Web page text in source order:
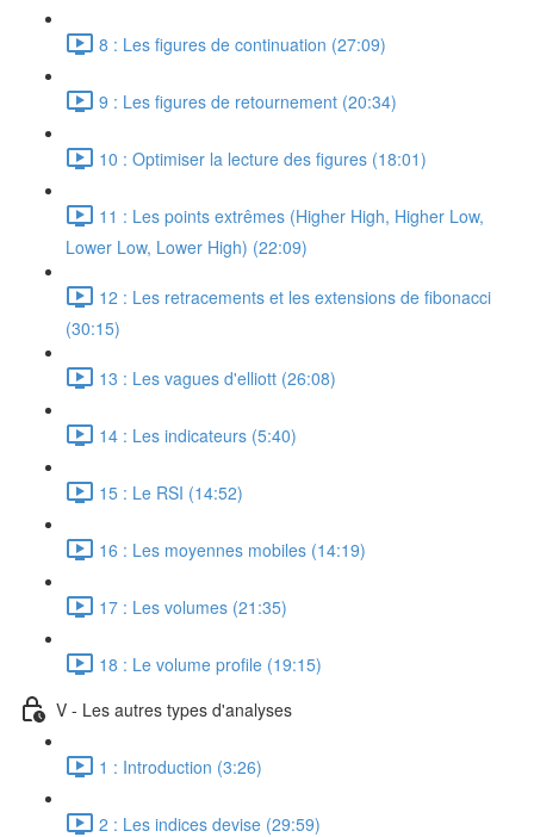
8 : Les figures de continuation (27:09)
9 : Les figures de retournement (20:34)
10 : Optimiser la lecture des figures (18:01)
11 : Les points extrêmes (Higher High, Higher Low,
Lower Low, Lower High) (22:09)
12 : Les retracements et les extensions de fibonacci
(30:15)
13 : Les vagues d'elliott (26:08)
14 : Les indicateurs (5:40)
15 : Le RSI (14:52)
16 : Les moyennes mobiles (14:19)
17 : Les volumes (21:35)
18 : Le volume profile (19:15)
V - Les autres types d'analyses
1 : Introduction (3:26)
2 : Les indices devise (29:59)